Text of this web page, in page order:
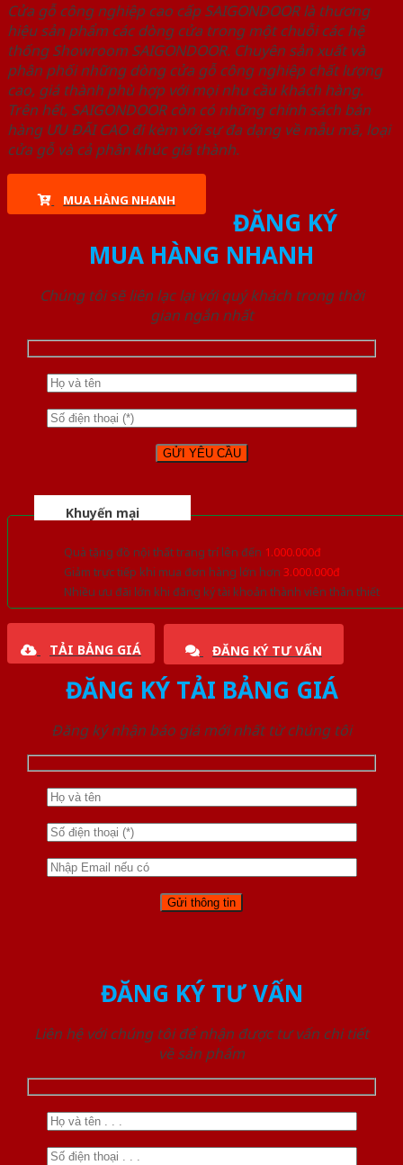
Cửa gỗ công nghiệp cao cấp SAIGONDOOR là thương
hiệu sản phẩm các dòng cửa trong một chuỗi các hệ
thống Showroom SAIGONDOOR. Chuyên sản xuất và
phân phối những dòng cửa gỗ công nghiệp chất lượng
cao, giá thành phù hợp với mọi nhu cầu khách hàng.
Trên hết, SAIGONDOOR còn có những chính sách bán
hàng ƯU ĐÃI CAO đi kèm với sự đa dạng về mẫu mã, loại
cửa gỗ và cả phân khúc giá thành.
MUA HÀNG NHANH
ĐĂNG KÝ
MUA HÀNG NHANH
Chúng tôi sẽ liên lạc lại với quý khách trong thời
gian ngắn nhất
Khuyến mại
Quà tặng đồ nội thất trang trí lên đến 1.000.000đ
Giảm trực tiếp khi mua đơn hàng lớn hơn 3.000.000đ
Nhiều ưu đãi lớn khi đăng ký tài khoản thành viên thân thiết
TẢI BẢNG GIÁ ĐĂNG KÝ TƯ VẤN
ĐĂNG KÝ TẢI BẢNG GIÁ
Đăng ký nhận báo giá mới nhất từ chúng tôi
ĐĂNG KÝ TƯ VẤN
Liên hệ với chúng tôi để nhận được tư vấn chi tiết
về sản phẩm